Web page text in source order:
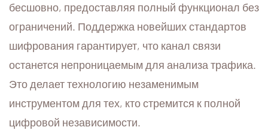
бесшовно, предоставляя полный функционал без
ограничений. Поддержка новейших стандартов
шифрования гарантирует, что канал связи
останется непроницаемым для анализа трафика.
Это делает технологию незаменимым
инструментом для тех, кто стремится к полной
цифровой независимости.